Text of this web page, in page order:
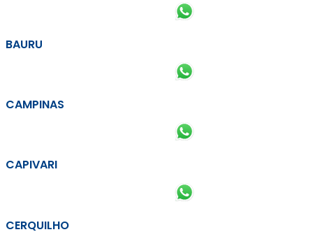
BAURU
CAMPINAS
CAPIVARI
CERQUILHO